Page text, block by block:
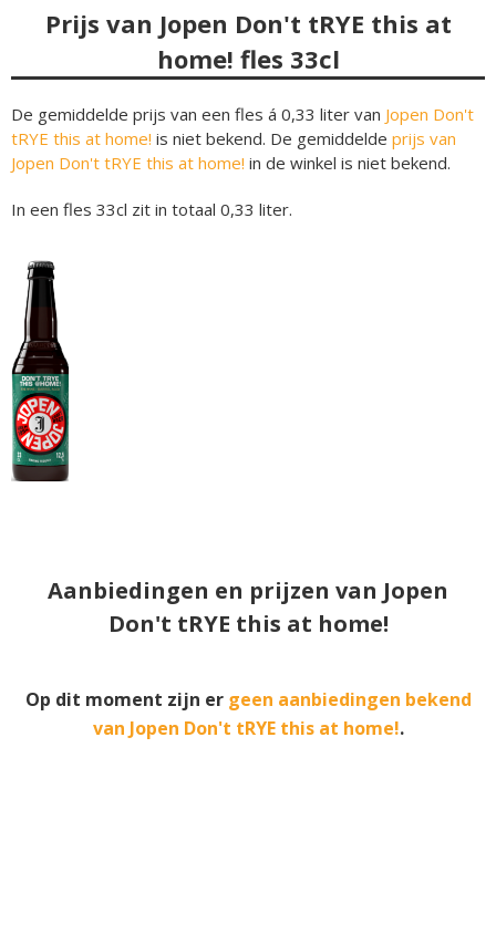
Prijs van Jopen Don't tRYE this at
home! fles 33cl
De gemiddelde prijs van een fles á 0,33 liter van Jopen Don't
tRYE this at home! is niet bekend. De gemiddelde prijs van
Jopen Don't tRYE this at home! in de winkel is niet bekend.
In een fles 33cl zit in totaal 0,33 liter.
Aanbiedingen en prijzen van Jopen
Don't tRYE this at home!
Op dit moment zijn er geen aanbiedingen bekend
van Jopen Don't tRYE this at home!.